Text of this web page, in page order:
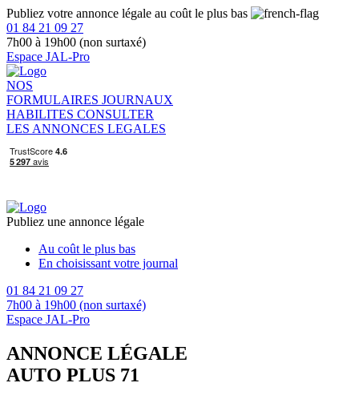
Publiez votre annonce légale au coût le plus bas
01 84 21 09 27
7h00 à 19h00 (non surtaxé)
Espace JAL-Pro
NOS
FORMULAIRES JOURNAUX
HABILITES CONSULTER
LES ANNONCES LEGALES
Publiez une annonce légale
Au coût le plus bas
En choisissant votre journal
01 84 21 09 27
7h00 à 19h00 (non surtaxé)
Espace JAL-Pro
ANNONCE LÉGALE
AUTO PLUS 71